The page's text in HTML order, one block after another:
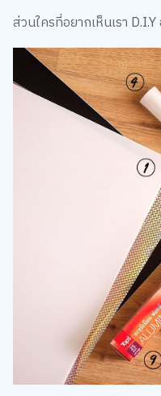
ส่วนใครที่อยากเห็นเรา